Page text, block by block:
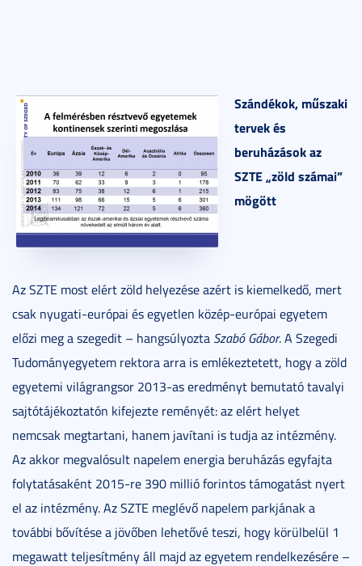
Szándékok, műszaki
tervek és
beruházások az
SZTE „zöld számai”
mögött
Az SZTE most elért zöld helyezése azért is kiemelkedő, mert
csak nyugati-európai és egyetlen közép-európai egyetem
előzi meg a szegedit – hangsúlyozta Szabó Gábor. A Szegedi
Tudományegyetem rektora arra is emlékeztetett, hogy a zöld
egyetemi világrangsor 2013-as eredményt bemutató tavalyi
sajtótájékoztatón kifejezte reményét: az elért helyet
nemcsak megtartani, hanem javítani is tudja az intézmény.
Az akkor megvalósult napelem energia beruházás egyfajta
folytatásaként 2015-re 390 millió forintos támogatást nyert
el az intézmény. Az SZTE meglévő napelem parkjának a
további bővítése a jövőben lehetővé teszi, hogy körülbelül 1
megawatt teljesítmény áll majd az egyetem rendelkezésére –